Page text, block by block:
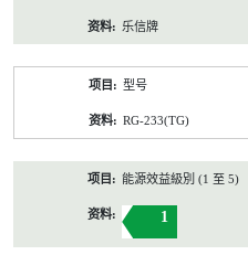
乐信牌
型号
RG-233(TG)
能源效益級別 (1 至 5)
1